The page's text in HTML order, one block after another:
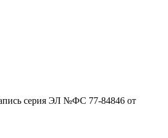
серия ЭЛ №ФС 77-84846 от